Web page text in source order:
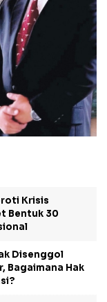
Krisis
Bentuk 30
Disenggol
Bagaimana Hak